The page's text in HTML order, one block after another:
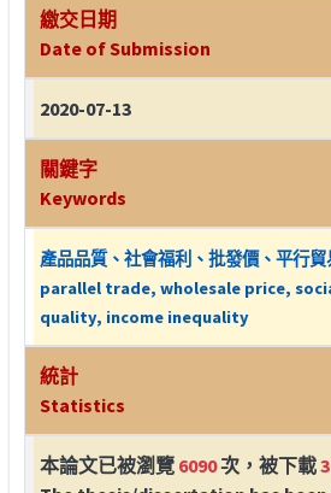
繳交日期
Date of Submission
2020-07-13
關鍵字
Keywords
產品品質、社會福利、批發價、平行
parallel trade, wholesale price,
quality, income inequality
統計
Statistics
本論文已被瀏覽 6090次，被下載3